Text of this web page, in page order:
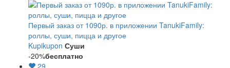
Первый заказ от 1090р. в приложении TanukiFamily:
роллы, суши, пицца и другое
Kupikupon Суши
-20%бесплатно
29